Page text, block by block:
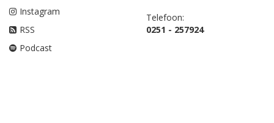
Instagram
RSS
Podcast
Telefoon:
0251 - 257924